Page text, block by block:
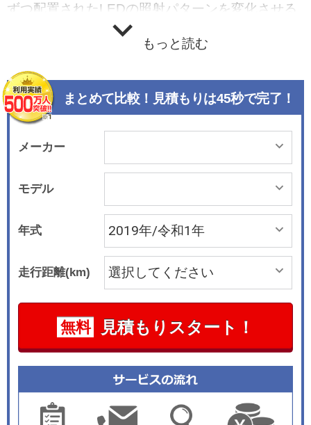
ずつ配置されたLEDの照射パターンを変化させる
ことにより、常に視認性の高い状態が維持でき
る。 後側方は、走行中に隣接レーンの後側方を走
「インテリジェント BSI（後側方衝突防止支援シ
ステム）」や「BSW（後側方車両検知警報）」、
後退時には、後方を横切ろうとする車両を検知し
注意を喚起する「RCTA（後退時車両検知警
報）」を新設定した。 また、「踏み間違い衝突防
止アシスト」を標準装備にしたことで、全車が
「セーフティ・サポートカーS＜ワイド＞（サポ
カーS＜ワイド＞）」の該当車とした。 「プロパ
イロット」の機能は、ドライバーのストレスをさ
らに軽減するため、下り坂での設定速度保持や、
よりスムーズな減速を可能とするブレーキ操作な
どを可能にした。また、ワイパー作動時の機能向
上も図っている。 ボディカラーは、「セレナ」の
新しい夜明けをイメージした「朝日」から「サン
象の「ダークメタルグレー」の新色2色を追加。4
つの2トーンカラーを含め、全14色とした。また2
トーンカラーは、ルーフの色をすべてダイヤモン
もっと読む
まとめて比較！見積もりは45秒で完了！
メーカー
モデル
年式
走行距離(km)
無料 見積もりスタート！